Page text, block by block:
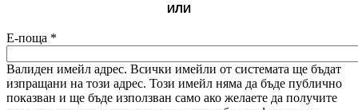
ИЛИ
Е-поща *
Валиден имейл адрес. Всички имейли от системата ще бъдат
изпращани на този адрес. Този имейл няма да бъде публично
показван и ще бъде използван само ако желаете да получите